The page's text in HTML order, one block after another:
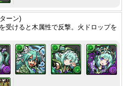
ーン)
受けると木属性で反撃。火ドロップを